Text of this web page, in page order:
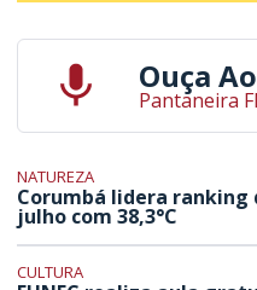
Ouça
Pantaneira
NATUREZA
Corumbá lidera ranking
julho com 38,3°C
CULTURA